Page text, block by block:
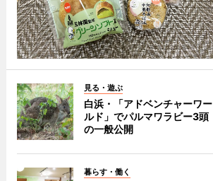
見る・遊ぶ
白浜・「アドベンチャーワー
ルド」でパルマワラビー3頭
の一般公開
暮らす・働く